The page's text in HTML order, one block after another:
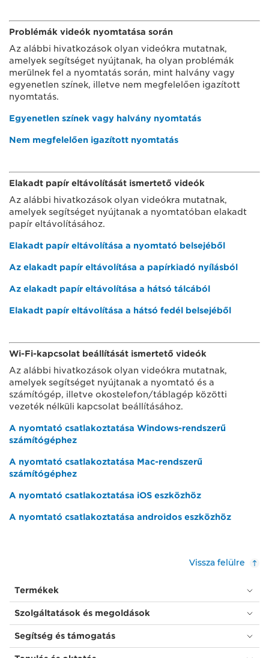
Problémák videók nyomtatása során
Az alábbi hivatkozások olyan videókra mutatnak,
amelyek segítséget nyújtanak, ha olyan problémák
merülnek fel a nyomtatás során, mint halvány vagy
egyenetlen színek, illetve nem megfelelően igazított
nyomtatás.
Egyenetlen színek vagy halvány nyomtatás
Nem megfelelően igazított nyomtatás
Elakadt papír eltávolítását ismertető videók
Az alábbi hivatkozások olyan videókra mutatnak,
amelyek segítséget nyújtanak a nyomtatóban elakadt
papír eltávolításához.
Elakadt papír eltávolítása a nyomtató belsejéből
Az elakadt papír eltávolítása a papírkiadó nyílásból
Az elakadt papír eltávolítása a hátsó tálcából
Elakadt papír eltávolítása a hátsó fedél belsejéből
Wi-Fi-kapcsolat beállítását ismertető videók
Az alábbi hivatkozások olyan videókra mutatnak,
amelyek segítséget nyújtanak a nyomtató és a
számítógép, illetve okostelefon/táblagép közötti
vezeték nélküli kapcsolat beállításához.
A nyomtató csatlakoztatása Windows-rendszerű
számítógéphez
A nyomtató csatlakoztatása Mac-rendszerű
számítógéphez
A nyomtató csatlakoztatása iOS eszközhöz
A nyomtató csatlakoztatása androidos eszközhöz
Vissza felülre
Termékek
Szolgáltatások és megoldások
Segítség és támogatás